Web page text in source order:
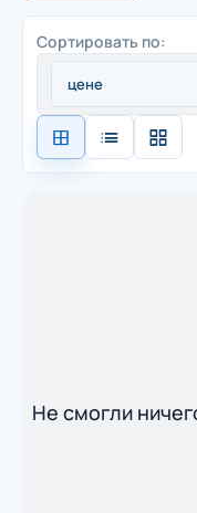
Сортировать по:
Не смогли